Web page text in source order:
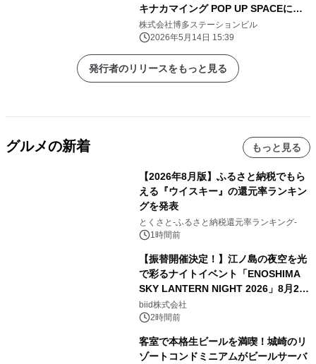
キナカマイング POP UP SPACEに登
場!
株式会社博多ステーションビル
2026年5月14日 15:39
発行者のリリースをもっと見る
グルメの新着 もっと見る
【2026年8月版】ふるさと納税でもら
える『ウイスキー』の還元率ランキン
グを発表
とくさと-ふるさと納税還元率ランキング-
1時間前
【振替開催決定！】江ノ島の夜空を光
で彩るナイトイベント「ENOSHIMA
SKY LANTERN NIGHT 2026」8月22
日(土)振替開催＆受付スタート！
biid株式会社
2時間前
客室で本格生ビールを満喫！城崎のリ
ゾートコンドミニアムがビールサーバ